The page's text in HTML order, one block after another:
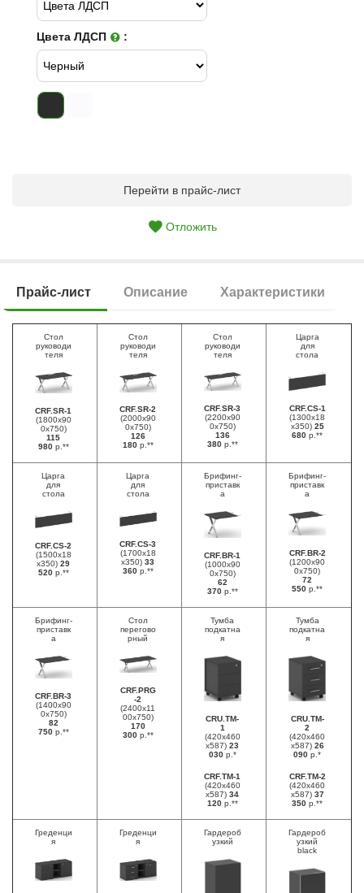
Цвета ЛДСП :
Перейти в прайс-лист
Отложить
Прайс-лист Описание Характеристики
Стол
руководи
теля
CRF.SR-1
(1800х90
0х750)
115
980 р.**
Стол
руководи
теля
CRF.SR-2
(2000х90
0х750)
126
180 р.**
Стол
руководи
теля
CRF.SR-3
(2200х90
0х750)
136
380 р.**
Царга
для
стола
CRF.CS-1
(1300х18
х350) 25
680 р.**
Царга
для
стола
CRF.CS-2
(1500х18
х350) 29
520 р.**
Царга
для
стола
CRF.CS-3
(1700х18
х350) 33
360 р.**
Брифинг-
приставк
а
CRF.BR-1
(1000х90
0х750)
62
370 р.**
Брифинг-
приставк
а
CRF.BR-2
(1200х90
0х750)
72
550 р.**
Брифинг-
приставк
а
CRF.BR-3
(1400х90
0х750)
82
750 р.**
Стол
перегово
рный
CRF.PRG
-2
(2400х11
00х750)
170
300 р.**
Тумба
подкатна
я
CRU.TM-
1
(420х460
х587) 23
030 р.*
CRF.TM-1
(420х460
х587) 34
120 р.**
Тумба
подкатна
я
CRU.TM-
2
(420х460
х587) 26
090 р.*
CRF.TM-2
(420х460
х587) 37
350 р.**
Греденци
я
Греденци
я
Гардероб
узкий
Гардероб
узкий
black